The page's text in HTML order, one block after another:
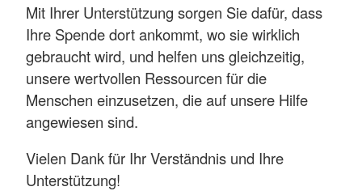
Mit Ihrer Unterstützung sorgen Sie dafür, dass
Ihre Spende dort ankommt, wo sie wirklich
gebraucht wird, und helfen uns gleichzeitig,
unsere wertvollen Ressourcen für die
Menschen einzusetzen, die auf unsere Hilfe
angewiesen sind.
Vielen Dank für Ihr Verständnis und Ihre
Unterstützung!